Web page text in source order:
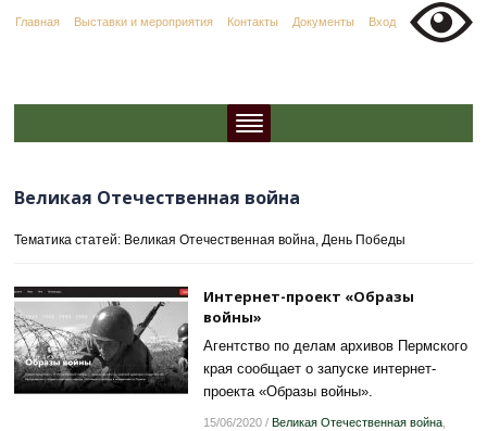
Главная Выставки и мероприятия Контакты Документы Вход
Великая Отечественная война
Тематика статей: Великая Отечественная война, День Победы
Интернет-проект «Образы
войны»
Агентство по делам архивов Пермского
края сообщает о запуске интернет-
проекта «Образы войны».
15/06/2020/ Великая Отечественная война,